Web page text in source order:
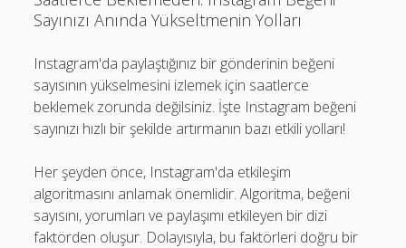
Sayınızı Anında Yükseltmenin Yolları
Instagram'da paylaştığınız bir gönderinin beğeni
sayısının yükselmesini izlemek için saatlerce
beklemek zorunda değilsiniz. İşte Instagram beğeni
sayınızı hızlı bir şekilde artırmanın bazı etkili yolları!
Her şeyden önce, Instagram'da etkileşim
algoritmasını anlamak önemlidir. Algoritma, beğeni
sayısını, yorumları ve paylaşımı etkileyen bir dizi
faktörden oluşur. Dolayısıyla, bu faktörleri doğru bir